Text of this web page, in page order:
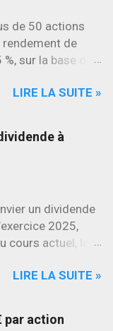
de 50 actions
de
sur la base des
concerne
, tandis que
déjà à deux
LIRE LA SUITE »
à
un dividende
2025,
cours actuel, le
LIRE LA SUITE »
par action